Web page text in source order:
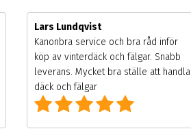
Lars Lundqvist
Kanonbra service och bra råd inför
köp av vinterdäck och fälgar. Snabb
leverans. Mycket bra ställe att handla
däck och fälgar